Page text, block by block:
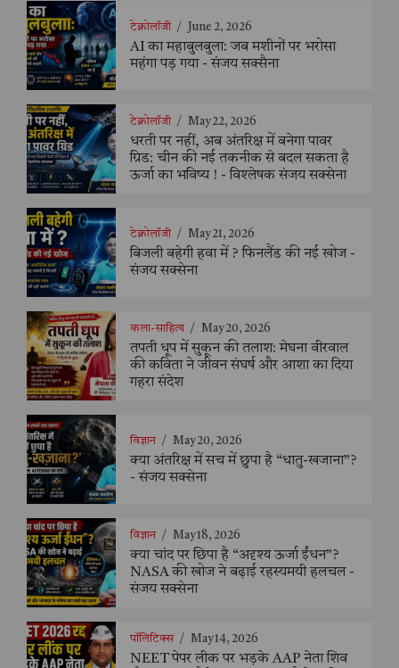
टेक्नोलॉजी / June 2, 2026
AI का महाबुलबुला: जब मशीनों पर भरोसा
महंगा पड़ गया - संजय सक्सैना
टेक्नोलॉजी / May 22, 2026
धरती पर नहीं, अब अंतरिक्ष में बनेगा पावर
ग्रिड: चीन की नई तकनीक से बदल सकता है
ऊर्जा का भविष्य ! - विश्लेषक संजय सक्सेना
टेक्नोलॉजी / May 21, 2026
बिजली बहेगी हवा में ? फिनलैंड की नई खोज -
संजय सक्सेना
कला-साहित्य / May 20, 2026
तपती धूप में सुकून की तलाश: मेघना वीरवाल
की कविता ने जीवन संघर्ष और आशा का दिया
गहरा संदेश
विज्ञान / May 20, 2026
क्या अंतरिक्ष में सच में छुपा है “धातु-खजाना”?
- संजय सक्सेना
विज्ञान / May 18, 2026
क्या चांद पर छिपा है “अदृश्य ऊर्जा ईंधन”?
NASA की खोज ने बढ़ाई रहस्यमयी हलचल -
संजय सक्सेना
पॉलिटिक्स / May 14, 2026
NEET पेपर लीक पर भड़के AAP नेता शिव